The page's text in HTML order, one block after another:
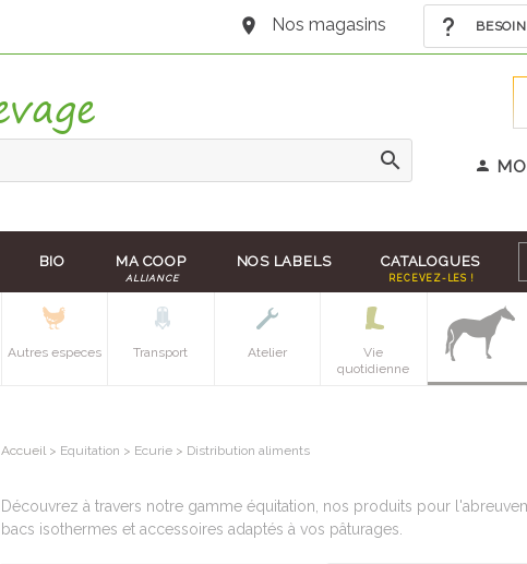
Nos magasins
BIO MA COOP
ALLIANCE
NOS LABELS CATALOGUES
RECEVEZ-LES !
Autres especes Transport Atelier
Vie
quotidienne
Accueil > Equitation > Ecurie > Distribution aliments
Découvrez à travers notre gamme équitation, nos produits pour
bacs isothermes et accessoires adaptés à vos pâturages.